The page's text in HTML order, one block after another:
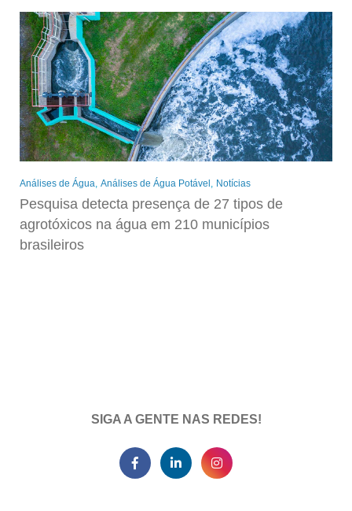
Análises de Água Análises de Água Potável Notícias
Pesquisa detecta presença de 27 tipos de
agrotóxicos na água em 210 municípios
brasileiros
SIGA A GENTE NAS REDES!